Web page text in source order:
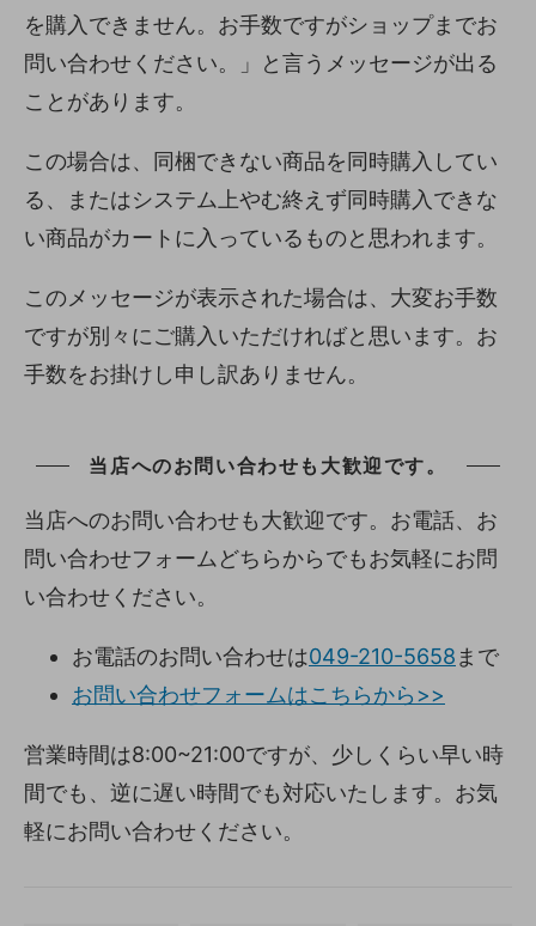
を購入できません。お手数ですがショップまでお
問い合わせください。」と言うメッセージが出る
ことがあります。
この場合は、同梱できない商品を同時購入してい
る、またはシステム上やむ終えず同時購入できな
い商品がカートに入っているものと思われます。
このメッセージが表示された場合は、大変お手数
ですが別々にご購入いただければと思います。お
手数をお掛けし申し訳ありません。
当店へのお問い合わせも大歓迎です。
当店へのお問い合わせも大歓迎です。お電話、お
問い合わせフォームどちらからでもお気軽にお問
い合わせください。
お電話のお問い合わせは049-210-5658 まで
お問い合わせフォームはこちらから>>
営業時間は8:00~21:00ですが、少しくらい早い時
間でも、逆に遅い時間でも対応いたします。お気
軽にお問い合わせください。